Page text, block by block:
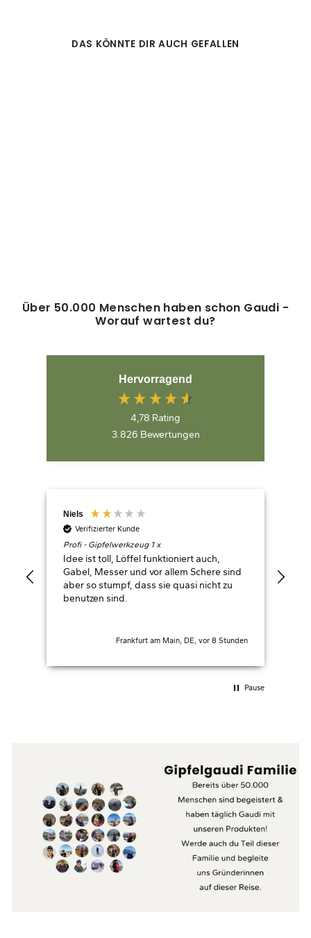
DAS KÖNNTE DIR AUCH GEFALLEN
Über 50.000 Menschen haben schon Gaudi -
Worauf wartest du?
Hervorragend
4,78 Rating
3.826 Bewertungen
Niels
Verifizierter Kunde
Profi - Gipfelwerkzeug 1 x
Idee ist toll, Löffel funktioniert auch,
Gabel, Messer und vor allem Schere sind
aber so stumpf, dass sie quasi nicht zu
benutzen sind.
Frankfurt am Main, DE, vor 8 Stunden
Pause